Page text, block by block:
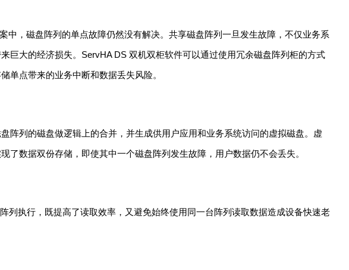
，磁盘阵列的单点故障仍然没有解决。共享磁盘阵列一旦发生故障，不仅业务系
巨大的经济损失。ServHA DS 双机双柜软件可以通过使用冗余磁盘阵列柜的方式
单点带来的业务中断和数据丢失风险。
阵列的磁盘做逻辑上的合并，并生成供用户应用和业务系统访问的虚拟磁盘。虚
数据双份存储，即使其中一个磁盘阵列发生故障，用户数据仍不会丢失。
执行，既提高了读取效率，又避免始终使用同一台阵列读取数据造成设备快速老